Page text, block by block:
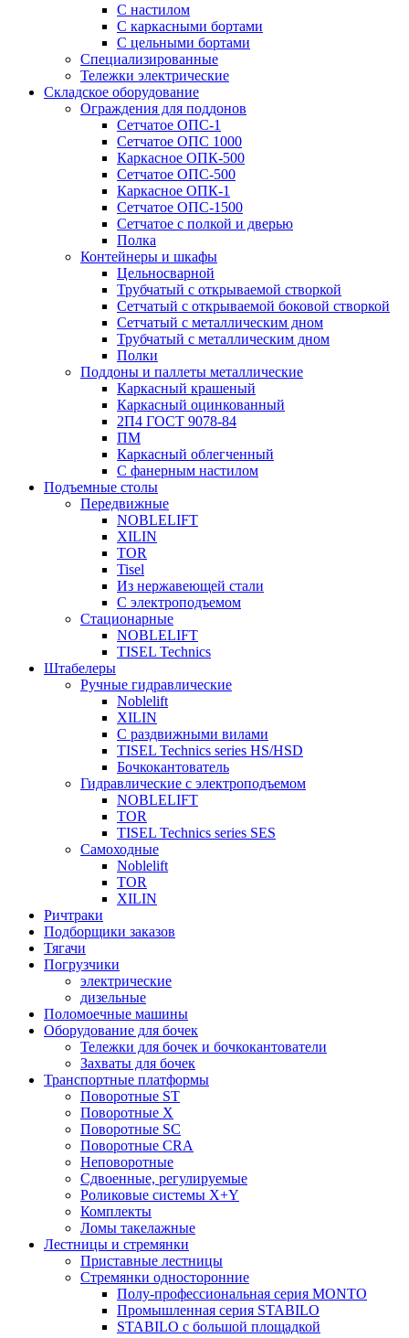
С настилом
С каркасными бортами
С цельными бортами
Специализированные
Тележки электрические
Складское оборудование
Ограждения для поддонов
Сетчатое ОПС-1
Сетчатое ОПС 1000
Каркасное ОПК-500
Сетчатое ОПС-500
Каркасное ОПК-1
Сетчатое ОПС-1500
Сетчатое с полкой и дверью
Полка
Контейнеры и шкафы
Цельносварной
Трубчатый с открываемой створкой
Сетчатый с открываемой боковой створкой
Сетчатый с металлическим дном
Трубчатый с металлическим дном
Полки
Поддоны и паллеты металлические
Каркасный крашеный
Каркасный оцинкованный
2П4 ГОСТ 9078-84
ПМ
Каркасный облегченный
С фанерным настилом
Подъемные столы
Передвижные
NOBLELIFT
XILIN
TOR
Tisel
Из нержавеющей стали
С электроподъемом
Стационарные
NOBLELIFT
TISEL Technics
Штабелеры
Ручные гидравлические
Noblelift
XILIN
С раздвижными вилами
TISEL Technics series HS/HSD
Бочкокантователь
Гидравлические с электроподъемом
NOBLELIFT
TOR
TISEL Technics series SES
Самоходные
Noblelift
TOR
XILIN
Ричтраки
Подборщики заказов
Тягачи
Погрузчики
электрические
дизельные
Поломоечные машины
Оборудование для бочек
Тележки для бочек и бочкокантователи
Захваты для бочек
Транспортные платформы
Поворотные ST
Поворотные X
Поворотные SC
Поворотные CRA
Неповоротные
Сдвоенные, регулируемые
Роликовые системы X+Y
Комплекты
Ломы такелажные
Лестницы и стремянки
Приставные лестницы
Стремянки односторонние
Полу-профессиональная серия MONTO
Промышленная серия STABILO
STABILO с большой площадкой